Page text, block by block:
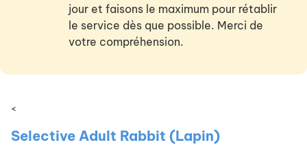
jour et faisons le maximum pour rétablir
le service dès que possible. Merci de
votre compréhension.
<
Selective Adult Rabbit (Lapin)